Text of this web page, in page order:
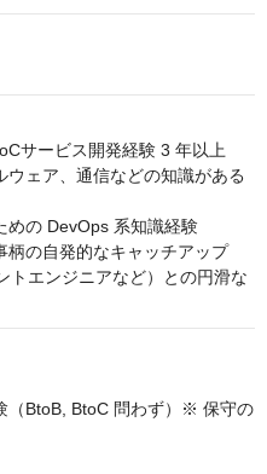
サービス開発経験 3 年以上
ウェア、通信などの知識がある
めの DevOps 系知識経験
柄の自発的なキャッチアップ
トエンジニアなど）との円滑な
（BtoB, BtoC 問わず）※ 保守の